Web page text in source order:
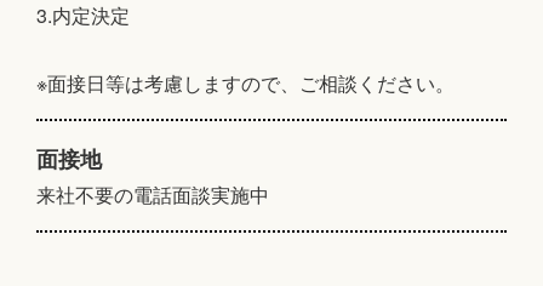
3.内定決定
※面接日等は考慮しますので、ご相談ください。
面接地
来社不要の電話面談実施中